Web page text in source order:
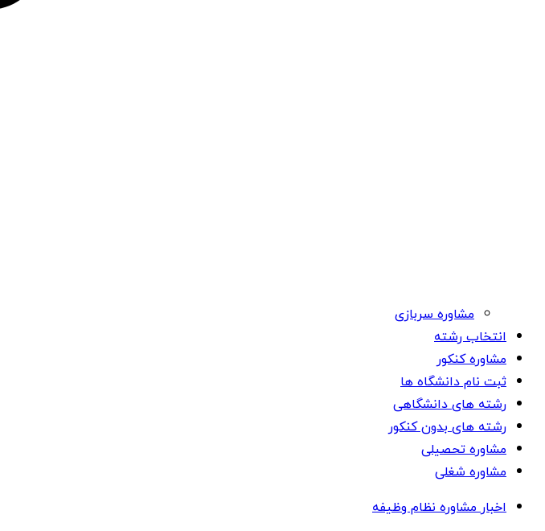
مشاوره سربازی
انتخاب رشته
مشاوره کنکور
ثبت نام دانشگاه ها
رشته های دانشگاهی
رشته های بدون کنکور
مشاوره تحصیلی
مشاوره شغلی
اخبار مشاوره نظام وظیفه